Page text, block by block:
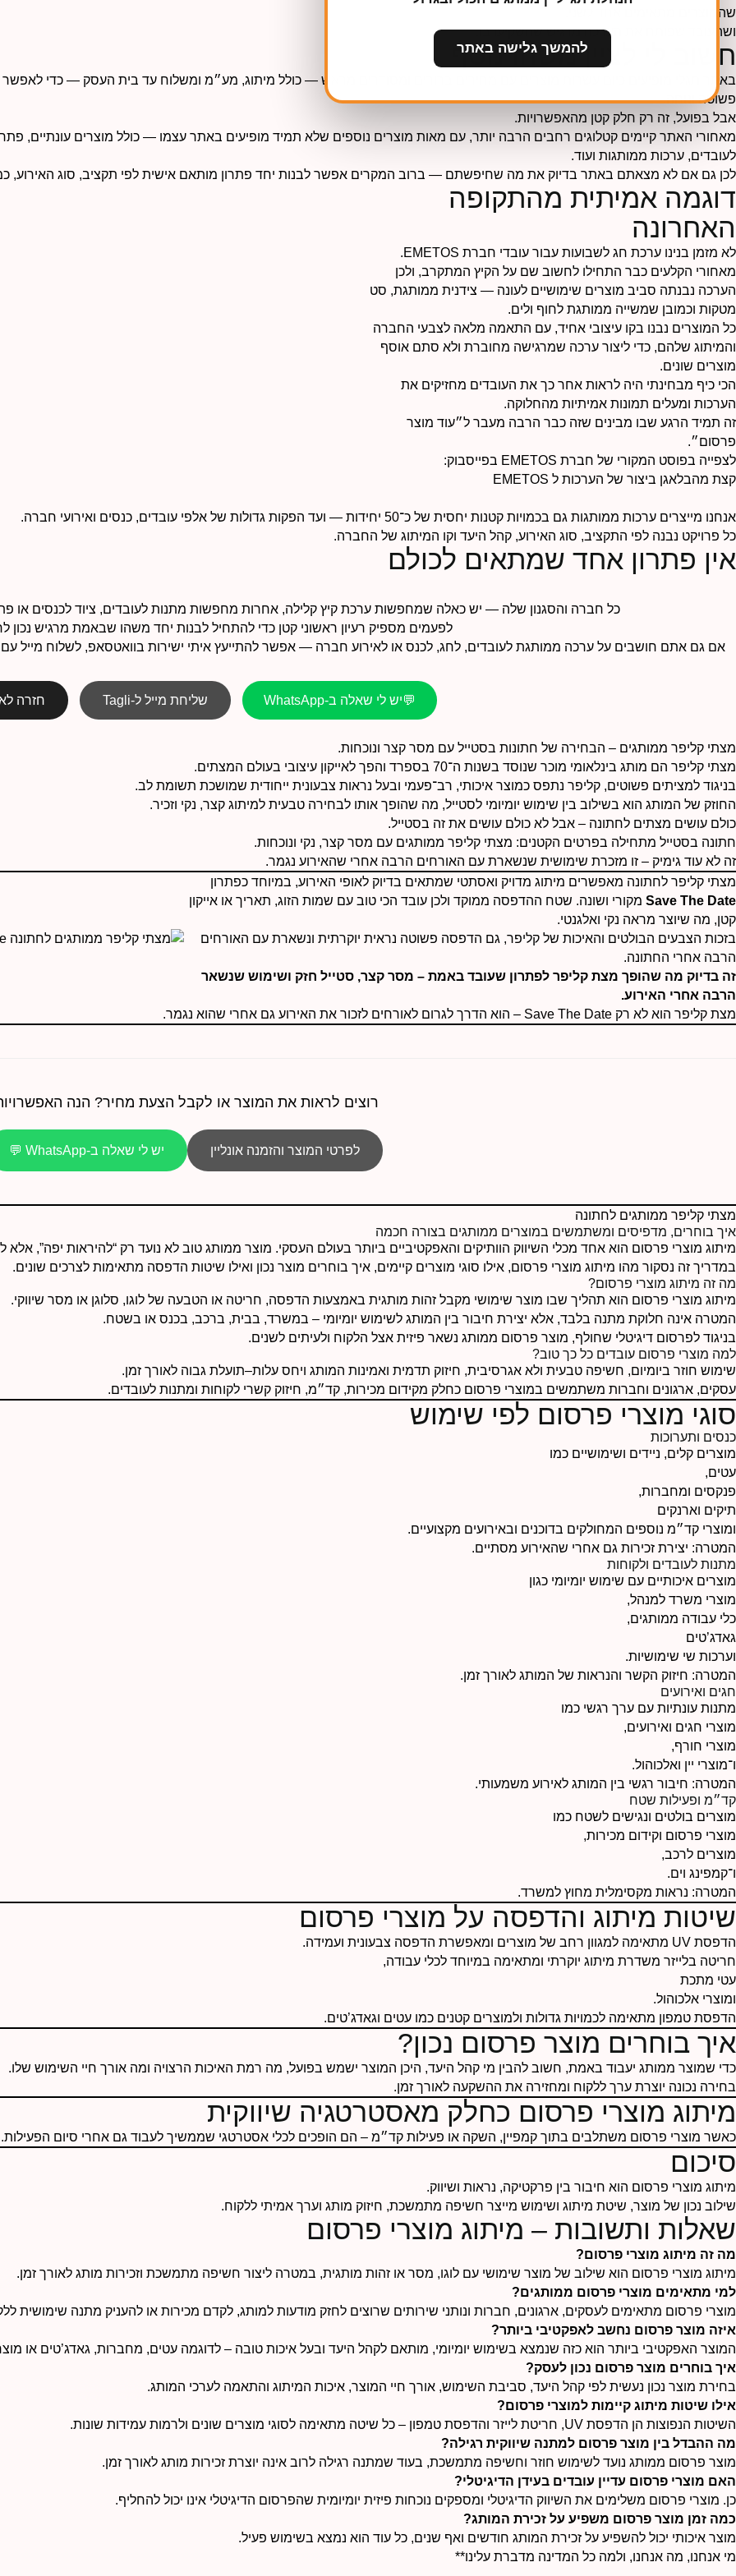
שהמוצרים מתאימים אחד לשני.
ושהעובד שפותח את הערכה מרגיש שהשקיעו בו.
חשוב לי לציין משהו נוסף
באתר תגלי מופיעים כיום עשרות מוצרים עם מחירים ברורים ומסודרים מראש — כולל מיתוג, מע״מ ומשלוח עד בית העסק — כדי לאפשר
פשוטה ונוחה.
אבל בפועל, זה רק חלק קטן מהאפשרויות.
מאחורי האתר קיימים קטלוגים רחבים הרבה יותר, עם מאות מוצרים נוספים שלא תמיד מופיעים באתר עצמו — כולל מוצרים עונתיים,
לעובדים, ערכות ממותגות ועוד.
לכן גם אם לא מצאתם באתר בדיוק את מה שחיפשתם — ברוב המקרים אפשר לבנות יחד פתרון מותאם אישית לפי תקציב, סוג האירוע,
דוגמה אמיתית מהתקופה
האחרונה
לא מזמן בנינו ערכת חג לשבועות עבור עובדי חברת EMETOS.
מאחורי הקלעים כבר התחילו לחשוב שם על הקיץ המתקרב, ולכן
הערכה נבנתה סביב מוצרים שימושיים לעונה — צידנית ממותגת, סט
מטקות וכמובן שמשייה ממותגת לחוף ולים.
כל המוצרים נבנו בקו עיצובי אחיד, עם התאמה מלאה לצבעי החברה
והמיתוג שלהם, כדי ליצור ערכה שמרגישה מחוברת ולא סתם אוסף
מוצרים שונים.
הכי כיף מבחינתי היה לראות אחר כך את העובדים מחזיקים את
הערכות ומעלים תמונות אמיתיות מהחלוקה.
זה תמיד הרגע שבו מבינים שזה כבר הרבה מעבר ל״עוד מוצר
פרסום״.
לצפייה בפוסט המקורי של חברת EMETOS בפייסבוק:
קצת מהבלאגן ביצור של הערכות ל EMETOS
אנחנו מייצרים ערכות ממותגות גם בכמויות קטנות יחסית של כ־50 יחידות — ועד הפקות גדולות של אלפי עובדים, כנסים ואירועי חברה.
כל פרויקט נבנה לפי התקציב, סוג האירוע, קהל היעד וקו המיתוג של החברה.
אין פתרון אחד שמתאים לכולם
כל חברה והסגנון שלה — יש כאלה שמחפשות ערכת קיץ קלילה, אחרות מחפשות מתנות לעובדים, ציוד לכנסים או
לפעמים מספיק רעיון ראשוני קטן כדי להתחיל לבנות יחד משהו שבאמת מרגיש נכון
אם גם אתם חושבים על ערכה ממותגת לעובדים, לחג, לכנס או לאירוע חברה — אפשר להתייעץ איתי ישירות בוואטסאפ, לשלוח מייל עם
💬יש לי שאלה ב-WhatsApp שליחת מייל ל-Tagli חזרה
מצתי קליפר ממותגים – הבחירה של חתונות בסטייל עם מסר קצר ונוכחות.
מצתי קליפר הם מותג בינלאומי מוכר שנוסד בשנות ה־70 בספרד והפך לאייקון עיצובי בעולם המצתים.
בניגוד למציתים פשוטים, קליפר נתפס כמוצר איכותי, רב־פעמי ובעל נראות צבעונית ייחודית שמושכת תשומת לב.
החוזק של המותג הוא בשילוב בין שימוש יומיומי לסטייל, מה שהופך אותו לבחירה טבעית למיתוג קצר, נקי וזכיר.
כולם עושים מצתים לחתונה – אבל לא כולם עושים את זה בסטייל.
חתונה בסטייל מתחילה בפרטים הקטנים: מצתי קליפר ממותגים עם מסר קצר, נקי ונוכחות.
זה לא עוד גימיק – זו מזכרת שימושית שנשארת עם האורחים הרבה אחרי שהאירוע נגמר.
מצתי קליפר לחתונה מאפשרים מיתוג מדויק ואסתטי שמתאים בדיוק לאופי האירוע, במיוחד כפתרון
Save The Date מקורי ושונה. שטח ההדפסה ממוקד ולכן עובד הכי טוב עם שמות הזוג, תאריך או אייקון
קטן, מה שיוצר מראה נקי ואלגנטי.
בזכות הצבעים הבולטים והאיכות של קליפר, גם הדפסה פשוטה נראית יוקרתית ונשארת עם האורחים
הרבה אחרי החתונה.
זה בדיוק מה שהופך מצת קליפר לפתרון שעובד באמת – מסר קצר, סטייל חזק ושימוש שנשאר
הרבה אחרי האירוע.
מצת קליפר הוא לא רק Save The Date – הוא הדרך לגרום לאורחים לזכור את האירוע גם אחרי שהוא נגמר.
רוצים לראות את המוצר או לקבל הצעת מחיר? הנה
לפרטי המוצר והזמנה אונליין יש לי שאלה ב-WhatsApp 💬
מצתי קליפר ממותגים לחתונה
איך בוחרים, מדפיסים ומשתמשים במוצרים ממותגים בצורה חכמה
מיתוג מוצרי פרסום הוא אחד מכלי השיווק הוותיקים והאפקטיביים ביותר בעולם העסקי. מוצר ממותג טוב לא נועד רק “להיראות יפה”, אלא
במדריך זה נסקור מהו מיתוג מוצרי פרסום, אילו סוגי מוצרים קיימים, איך בוחרים מוצר נכון ואילו שיטות הדפסה מתאימות לצרכים שונים.
מה זה מיתוג מוצרי פרסום?
מיתוג מוצרי פרסום הוא תהליך שבו מוצר שימושי מקבל זהות מותגית באמצעות הדפסה, חריטה או הטבעה של לוגו, סלוגן או מסר שיווקי.
המטרה אינה חלוקת מתנה בלבד, אלא יצירת חיבור בין המותג לשימוש יומיומי – במשרד, בבית, ברכב, בכנס או בשטח.
בניגוד לפרסום דיגיטלי שחולף, מוצר פרסום ממותג נשאר פיזית אצל הלקוח ולעיתים לשנים.
למה מוצרי פרסום עובדים כל כך טוב?
שימוש חוזר ביומיום, חשיפה טבעית ולא אגרסיבית, חיזוק תדמית ואמינות המותג ויחס עלות–תועלת גבוה לאורך זמן.
עסקים, ארגונים וחברות משתמשים במוצרי פרסום כחלק מקידום מכירות, קד״מ, חיזוק קשרי לקוחות ומתנות לעובדים.
סוגי מוצרי פרסום לפי שימוש
כנסים ותערוכות
מוצרים קלים, ניידים ושימושיים כמו
עטים,
פנקסים ומחברות,
תיקים וארנקים
ומוצרי קד״מ נוספים המחולקים בדוכנים ובאירועים מקצועיים.
המטרה: יצירת זכירות גם אחרי שהאירוע מסתיים.
מתנות לעובדים ולקוחות
מוצרים איכותיים עם שימוש יומיומי כגון
מוצרי משרד למנהל,
כלי עבודה ממותגים,
גאדג’טים
וערכות שי שימושיות.
המטרה: חיזוק הקשר והנראות של המותג לאורך זמן.
חגים ואירועים
מתנות עונתיות עם ערך רגשי כמו
מוצרי חגים ואירועים,
מוצרי חורף,
ו־מוצרי יין ואלכוהול.
המטרה: חיבור רגשי בין המותג לאירוע משמעותי.
קד״מ ופעילות שטח
מוצרים בולטים ונגישים לשטח כמו
מוצרי פרסום וקידום מכירות,
מוצרים לרכב,
ו־קמפינג וים.
המטרה: נראות מקסימלית מחוץ למשרד.
שיטות מיתוג והדפסה על מוצרי פרסום
הדפסת UV מתאימה למגוון רחב של מוצרים ומאפשרת הדפסה צבעונית ועמידה.
חריטה בלייזר משדרת מיתוג יוקרתי ומתאימה במיוחד לכלי עבודה,
עטי מתכת
ומוצרי אלכוהול.
הדפסת טמפון מתאימה לכמויות גדולות ולמוצרים קטנים כמו עטים וגאדג’טים.
איך בוחרים מוצר פרסום נכון?
כדי שמוצר ממותג יעבוד באמת, חשוב להבין מי קהל היעד, היכן המוצר ישמש בפועל, מה רמת האיכות הרצויה ומה אורך חיי השימוש שלו.
בחירה נכונה יוצרת ערך ללקוח ומחזירה את ההשקעה לאורך זמן.
מיתוג מוצרי פרסום כחלק מאסטרטגיה שיווקית
כאשר מוצרי פרסום משתלבים בתוך קמפיין, השקה או פעילות קד״מ – הם הופכים לכלי אסטרטגי שממשיך לעבוד גם אחרי סיום הפעילות.
סיכום
מיתוג מוצרי פרסום הוא חיבור בין פרקטיקה, נראות ושיווק.
שילוב נכון של מוצר, שיטת מיתוג ושימוש מייצר חשיפה מתמשכת, חיזוק מותג וערך אמיתי ללקוח.
שאלות ותשובות – מיתוג מוצרי פרסום
מה זה מיתוג מוצרי פרסום?
מיתוג מוצרי פרסום הוא שילוב של מוצר שימושי עם לוגו, מסר או זהות מותגית, במטרה ליצור חשיפה מתמשכת וזכירות מותג לאורך זמן.
למי מתאימים מוצרי פרסום ממותגים?
מוצרי פרסום מתאימים לעסקים, ארגונים, חברות ונותני שירותים שרוצים לחזק מודעות למותג, לקדם מכירות או להעניק מתנה שימושית
איזה מוצר פרסום נחשב לאפקטיבי ביותר?
המוצר האפקטיבי ביותר הוא כזה שנמצא בשימוש יומיומי, מותאם לקהל היעד ובעל איכות טובה – לדוגמה עטים, מחברות, גאדג’טים או
איך בוחרים מוצר פרסום נכון לעסק?
בחירת מוצר נכון נעשית לפי קהל היעד, סביבת השימוש, אורך חיי המוצר, איכות המיתוג והתאמה לערכי המותג.
אילו שיטות מיתוג קיימות למוצרי פרסום?
השיטות הנפוצות הן הדפסת UV, חריטת לייזר והדפסת טמפון – כל שיטה מתאימה לסוגי מוצרים שונים ולרמות עמידות שונות.
מה ההבדל בין מוצר פרסום למתנה שיווקית רגילה?
מוצר פרסום ממותג נועד לשימוש חוזר וחשיפה מתמשכת, בעוד שמתנה רגילה לרוב אינה יוצרת זכירות מותג לאורך זמן.
האם מוצרי פרסום עדיין עובדים בעידן הדיגיטלי?
כן. מוצרי פרסום משלימים את השיווק הדיגיטלי ומספקים נוכחות פיזית יומיומית שהפרסום הדיגיטלי אינו יכול להחליף.
כמה זמן מוצר פרסום משפיע על זכירת המותג?
מוצר איכותי יכול להשפיע על זכירת המותג חודשים ואף שנים, כל עוד הוא נמצא בשימוש פעיל.
מי אנחנו, מה אנחנו, ולמה כל המדינה מדברת עלינו**
להמשך גלישה באתר